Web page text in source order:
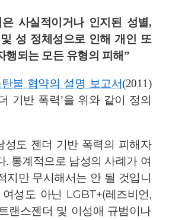
사실적이거나 인지된 성별,
성 정체성으로 인해 개인 또
행되는 모든 유형의 피해”
불 협약의 설명 보고서(2011)
기반 폭력’을 위와 같이 정의
성도 젠더 기반 폭력의 피해자
. 통계적으로 남성의 사례가 여
지만 무시해서는 안 될 것입니
성도 아닌 LGBT+(레즈비언,
랜스젠더 및 이성애 규범이나